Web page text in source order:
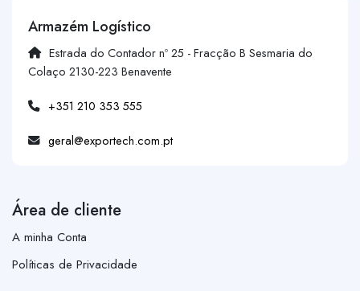
Armazém Logístico
Estrada do Contador nº 25 - Fracção B Sesmaria do
Colaço 2130-223 Benavente
+351 210 353 555
geral@exportech.com.pt
Área de cliente
A minha Conta
Políticas de Privacidade